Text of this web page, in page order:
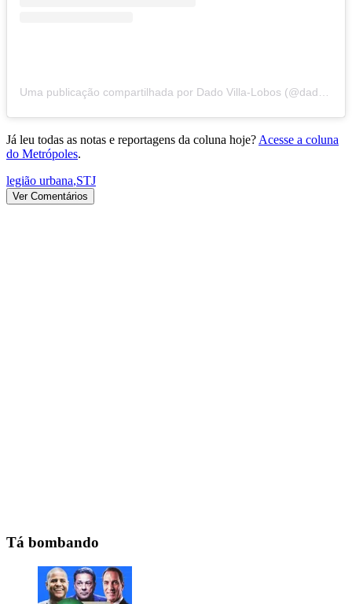
Uma publicação compartilhada por Dado Villa-Lobos (@dadovillalobos)
Já leu todas as notas e reportagens da coluna hoje?Acesse a coluna
do Metrópoles.
legião urbana,STJ
Ver Comentários
Tá bombando